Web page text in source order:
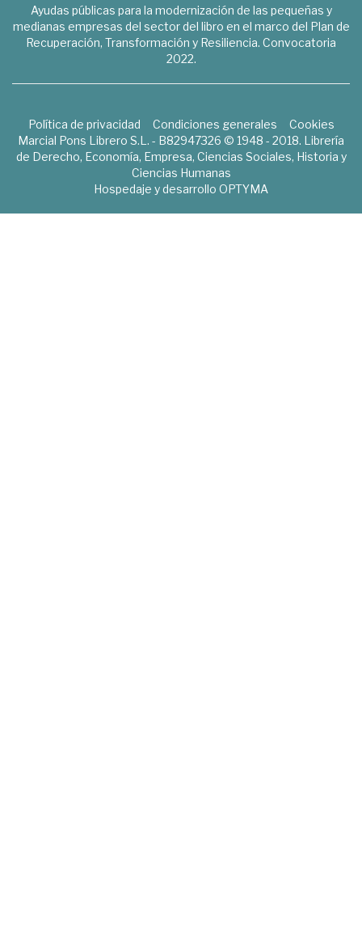
Ayudas públicas para la modernización de las pequeñas y
medianas empresas del sector del libro en el marco del Plan de
Recuperación, Transformación y Resiliencia. Convocatoria
2022.
Política de privacidad Condiciones generales
Cookies
Marcial Pons Librero S.L. - B82947326 © 1948 - 2018. Librería
de Derecho, Economía, Empresa, Ciencias Sociales, Historia y
Ciencias Humanas
Hospedaje y desarrollo OPTYMA